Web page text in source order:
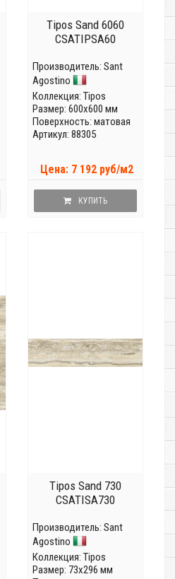
Tipos Sand 6060
CSATIPSA60
Производитель: Sant
Agostino
Коллекция: Tipos
Размер: 600x600 мм
Поверхность: матовая
Артикул: 88305
Цена: 7 192 руб/м2
КУПИТЬ
Tipos Sand 730
CSATISA730
Производитель: Sant
Agostino
Коллекция: Tipos
Размер: 73x296 мм